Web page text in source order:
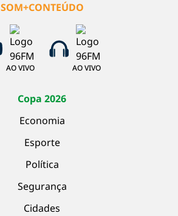
SOM+CONTEÚDO
AO VIVO AO VIVO
Copa 2026
Economia
Esporte
Política
Segurança
Cidades